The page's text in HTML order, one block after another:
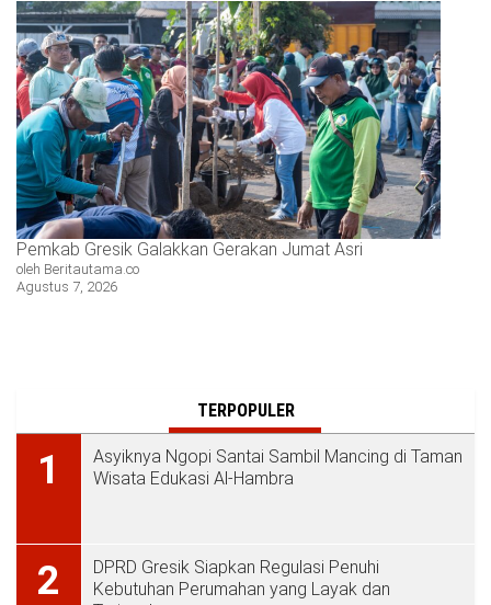
Pemkab Gresik Galakkan Gerakan Jumat Asri
oleh Beritautama.co
Agustus 7, 2026
TERPOPULER
1
Asyiknya Ngopi Santai Sambil Mancing di Taman
Wisata Edukasi Al-Hambra
2
DPRD Gresik Siapkan Regulasi Penuhi
Kebutuhan Perumahan yang Layak dan